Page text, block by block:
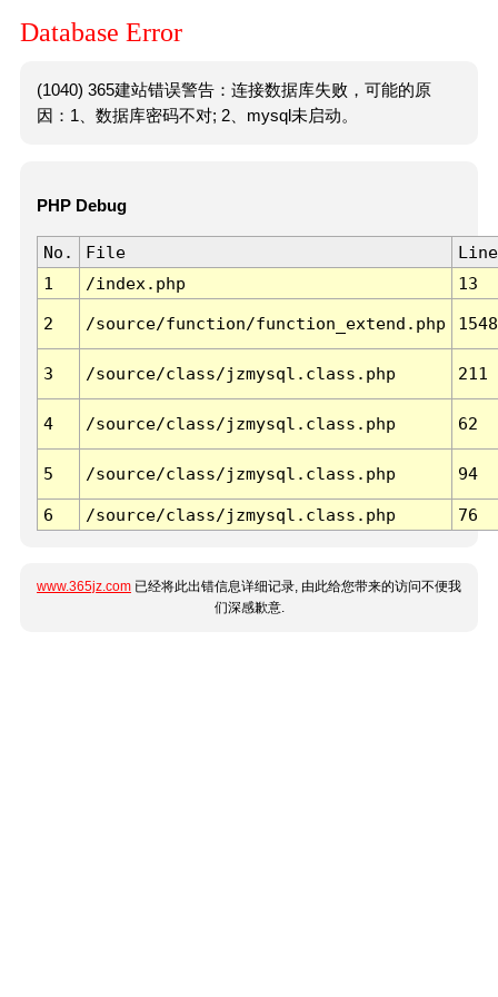
Database Error
(1040) 365建站错误警告：连接数据库失败，可能的原
因：1、数据库密码不对; 2、mysql未启动。
PHP Debug
No. File
Line
1
/index.php 13
2 /source/function/function_extend.php 1548
3 /source/class/jzmysql.class.php 211
4 /source/class/jzmysql.class.php 62
5 /source/class/jzmysql.class.php 94
6 /source/class/jzmysql.class.php 76
www.365jz.com 已经将此出错信息详细记录, 由此给您带来的访问不便我
们深感歉意.